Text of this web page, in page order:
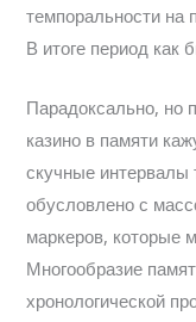
темпоральности на
В итоге период как
Парадоксально, но
казино в памяти
скучные интервалы
обусловлено с
маркеров, которые
Многообразие
хронологической